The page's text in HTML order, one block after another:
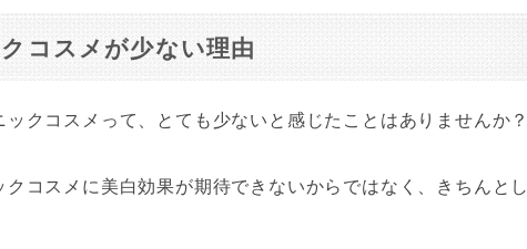
コスメが少ない理由
クコスメって、とても少ないと感じたことはありませんか？
クコスメに美白効果が期待できないからではなく、きちんとし